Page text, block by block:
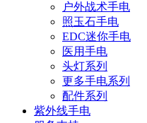
户外战术手电
照玉石手电
EDC迷你手电
医用手电
头灯系列
更多手电系列
配件系列
紫外线手电